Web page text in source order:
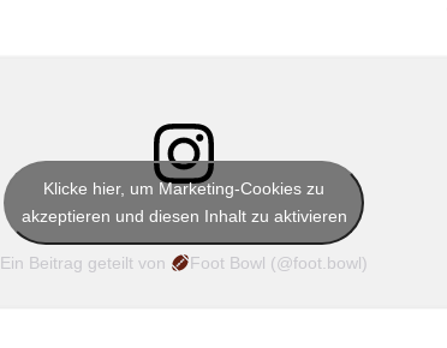
Ein Beitrag geteilt von Foot Bowl (@foot.bowl)
Klicke hier, um Marketing-Cookies zu
akzeptieren und diesen Inhalt zu aktivieren